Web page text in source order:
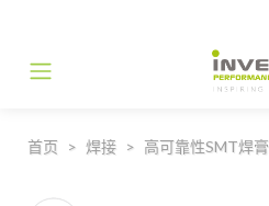
Main Navigation
首页 焊接 高可靠性SMT焊膏